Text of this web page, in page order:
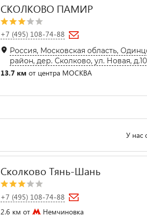
СКОЛКОВО ПАМИР
+7 (495) 108-74-88
Россия, Московская область,
район, дер. Сколково, ул. Новая,
13.7 км от центра МОСКВА
У нас
Сколково Тянь-Шань
+7 (495) 108-74-88
2.6 км от
Немчиновка